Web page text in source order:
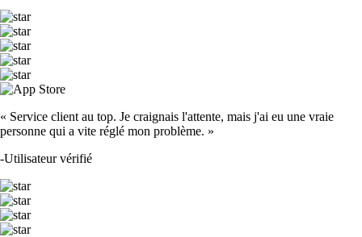
« Service client au top. Je craignais l'attente, mais j'ai eu une vraie
personne qui a vite réglé mon problème. »
-Utilisateur vérifié